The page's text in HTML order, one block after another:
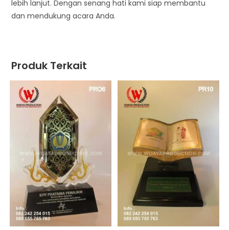
lebih lanjut. Dengan senang hati kami siap membantu
dan mendukung acara Anda.
Produk Terkait